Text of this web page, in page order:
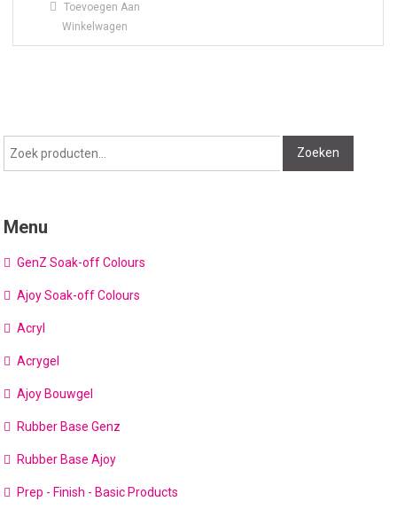
Toevoegen Aan
Winkelwagen
Zoeken
naar:
Zoeken
Menu
GenZ Soak-off Colours
Ajoy Soak-off Colours
Acryl
Acrygel
Ajoy Bouwgel
Rubber Base Genz
Rubber Base Ajoy
Prep - Finish - Basic Products